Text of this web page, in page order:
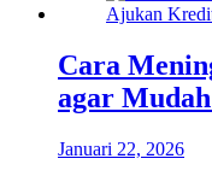
Cara
agar
Januari 22, 2026